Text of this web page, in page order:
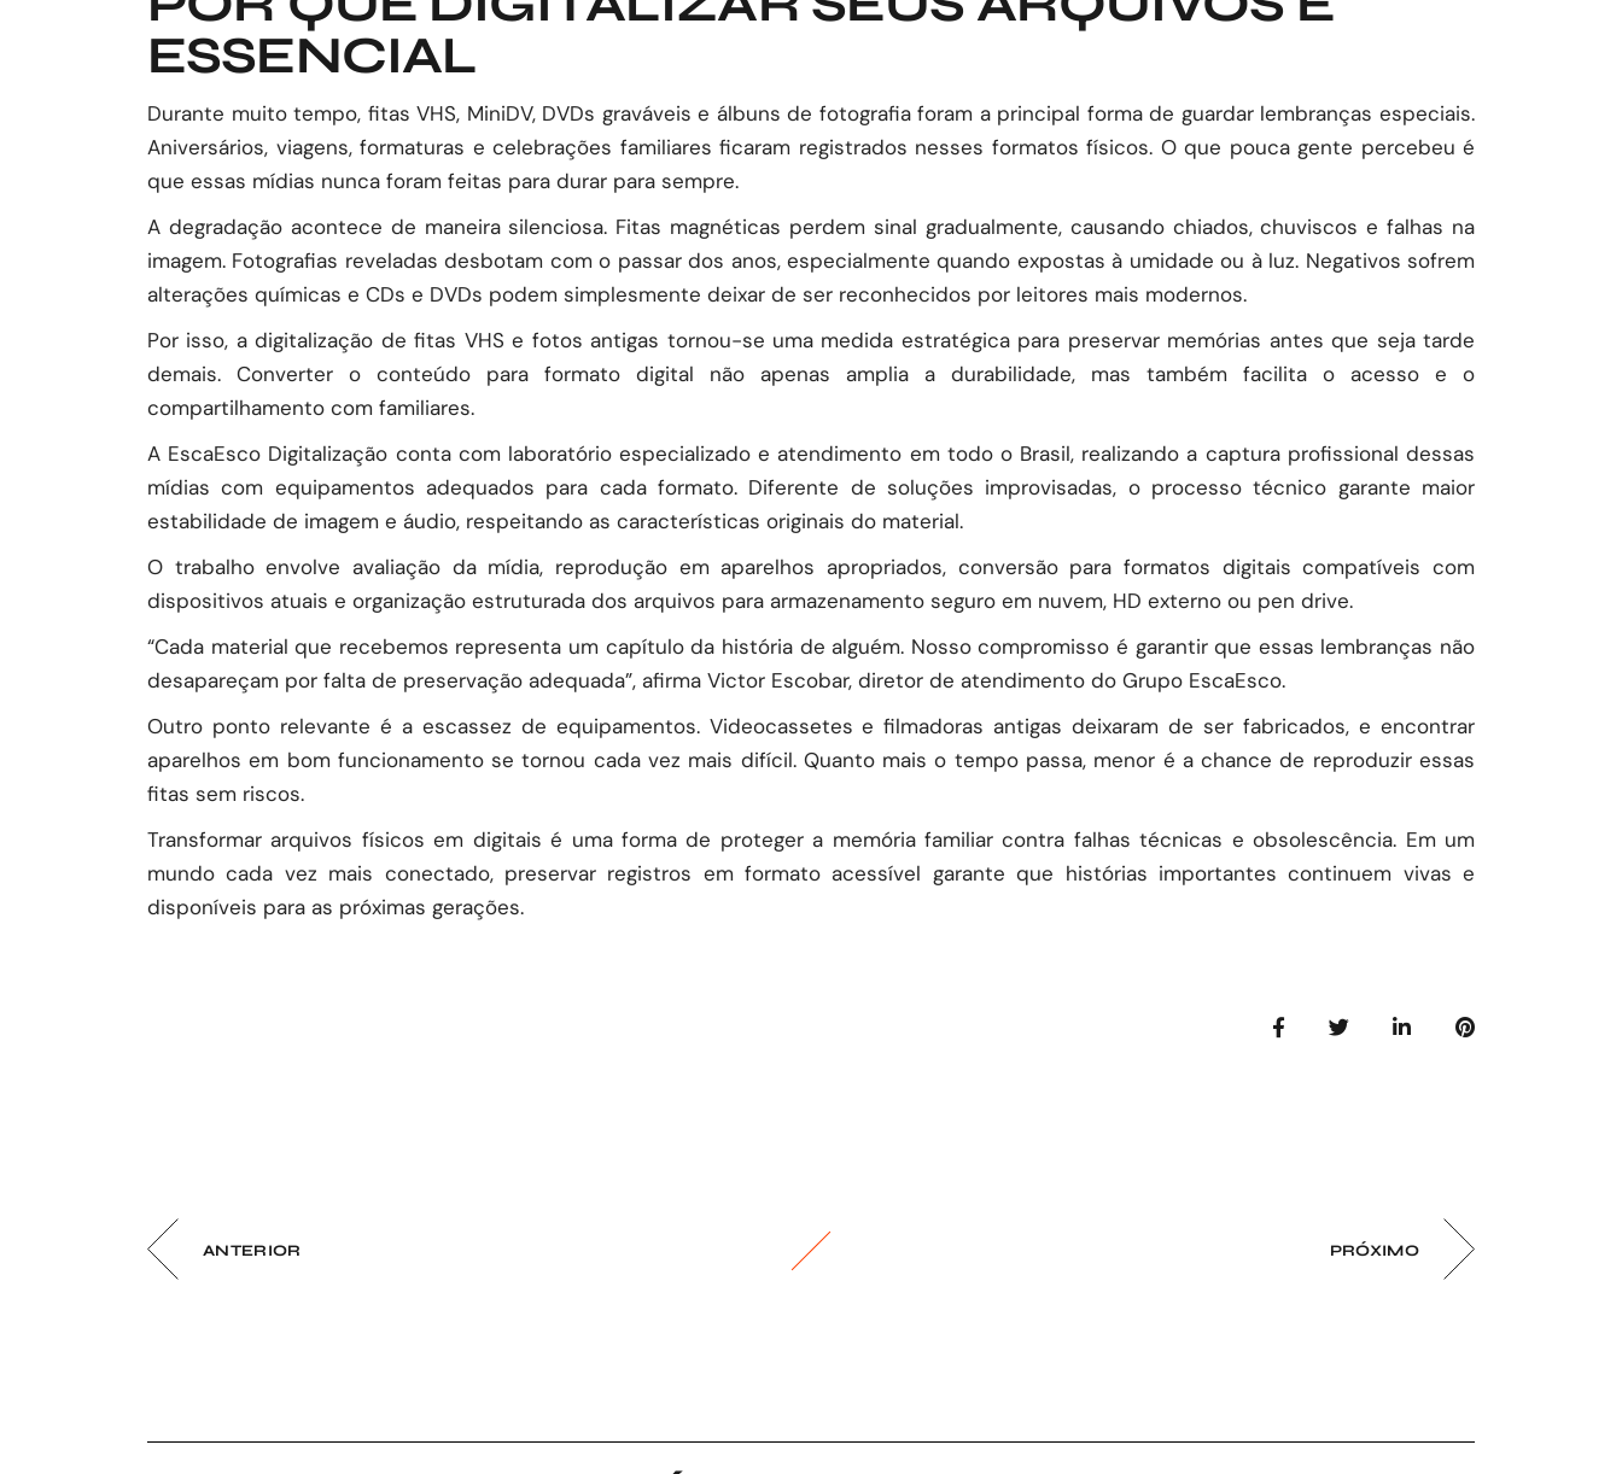
ESSENCIAL
Durante muito tempo, fitas VHS, MiniDV, DVDs graváveis e álbuns de fotografia foram a principal forma de guardar lembranças especiais.
Aniversários, viagens, formaturas e celebrações familiares ficaram registrados nesses formatos físicos. O que pouca gente percebeu é
que essas mídias nunca foram feitas para durar para sempre.
A degradação acontece de maneira silenciosa. Fitas magnéticas perdem sinal gradualmente, causando chiados, chuviscos e falhas na
imagem. Fotografias reveladas desbotam com o passar dos anos, especialmente quando expostas à umidade ou à luz. Negativos sofrem
alterações químicas e CDs e DVDs podem simplesmente deixar de ser reconhecidos por leitores mais modernos.
Por isso, a digitalização de fitas VHS e fotos antigas tornou-se uma medida estratégica para preservar memórias antes que seja tarde
demais. Converter o conteúdo para formato digital não apenas amplia a durabilidade, mas também facilita o acesso e o
compartilhamento com familiares.
A EscaEsco Digitalização conta com laboratório especializado e atendimento em todo o Brasil, realizando a captura profissional dessas
mídias com equipamentos adequados para cada formato. Diferente de soluções improvisadas, o processo técnico garante maior
estabilidade de imagem e áudio, respeitando as características originais do material.
O trabalho envolve avaliação da mídia, reprodução em aparelhos apropriados, conversão para formatos digitais compatíveis com
dispositivos atuais e organização estruturada dos arquivos para armazenamento seguro em nuvem, HD externo ou pen drive.
“Cada material que recebemos representa um capítulo da história de alguém. Nosso compromisso é garantir que essas lembranças não
desapareçam por falta de preservação adequada”, afirma Victor Escobar, diretor de atendimento do Grupo EscaEsco.
Outro ponto relevante é a escassez de equipamentos. Videocassetes e filmadoras antigas deixaram de ser fabricados, e encontrar
aparelhos em bom funcionamento se tornou cada vez mais difícil. Quanto mais o tempo passa, menor é a chance de reproduzir essas
fitas sem riscos.
Transformar arquivos físicos em digitais é uma forma de proteger a memória familiar contra falhas técnicas e obsolescência. Em um
mundo cada vez mais conectado, preservar registros em formato acessível garante que histórias importantes continuem vivas e
disponíveis para as próximas gerações.
ANTERIOR PRÓXIMO